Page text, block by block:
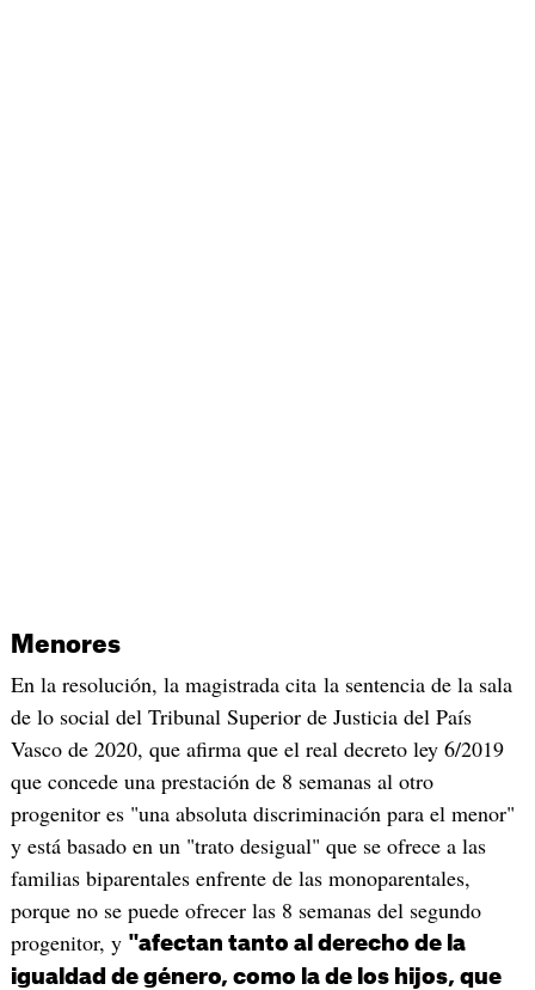
Menores
En la resolución, la magistrada cita la sentencia de la sala
de lo social del Tribunal Superior de Justicia del País
Vasco de 2020, que afirma que el real decreto ley 6/2019
que concede una prestación de 8 semanas al otro
progenitor es "una absoluta discriminación para el menor"
y está basado en un "trato desigual" que se ofrece a las
familias biparentales enfrente de las monoparentales,
porque no se puede ofrecer las 8 semanas del segundo
progenitor, y "afectan tanto al derecho de la
igualdad de género, como la de los hijos, que